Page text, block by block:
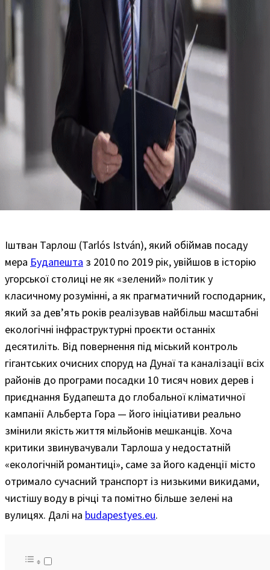
Іштван Тарлош (Tarlós István), який обіймав посаду
мера Будапешта з 2010 по 2019 рік, увійшов в історію
угорської столиці не як «зелений» політик у
класичному розумінні, а як прагматичний господарник,
який за дев’ять років реалізував найбільш масштабні
екологічні інфраструктурні проєкти останніх
десятиліть. Від повернення під міський контроль
гігантських очисних споруд на Дунаї та каналізації всіх
районів до програми посадки 10 тисяч нових дерев і
приєднання Будапешта до глобальної кліматичної
кампанії Альберта Гора — його ініціативи реально
змінили якість життя мільйонів мешканців. Хоча
критики звинувачували Тарлоша у недостатній
«екологічній романтиці», саме за його каденції місто
отримало сучасний транспорт із низькими викидами,
чистішу воду в річці та помітно більше зелені на
вулицях. Далі на budapestyes.eu.